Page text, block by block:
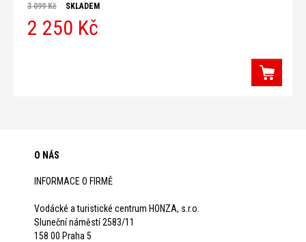
3 099 Kč SKLADEM
2 250 Kč
O NÁS
INFORMACE O FIRMĚ
Vodácké a turistické centrum HONZA, s.r.o.
Sluneční náměstí 2583/11
158 00 Praha 5